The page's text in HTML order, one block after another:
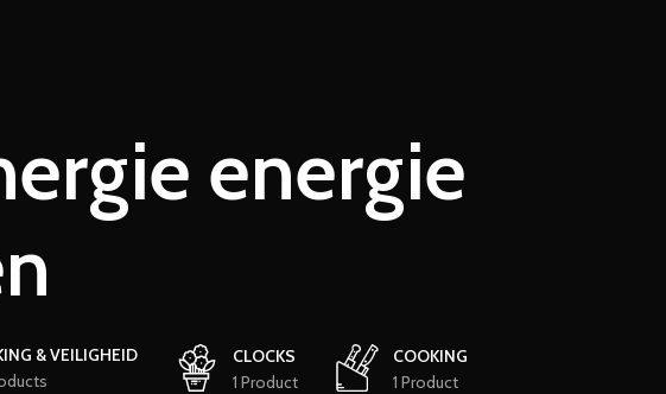
energie
& VEILIGHEID
CLOCKS
1 Product
COOKING
1 Product